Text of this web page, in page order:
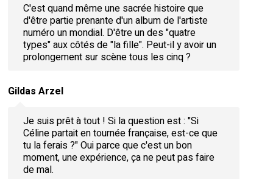
C'est quand même une sacrée histoire que
d'être partie prenante d'un album de l'artiste
numéro un mondial. D'être un des "quatre
types" aux côtés de "la fille". Peut-il y avoir un
prolongement sur scène tous les cinq ?
Gildas Arzel
Je suis prêt à tout ! Si la question est : "Si
Céline partait en tournée française, est-ce que
tu la ferais ?" Oui parce que c'est un bon
moment, une expérience, ça ne peut pas faire
de mal.